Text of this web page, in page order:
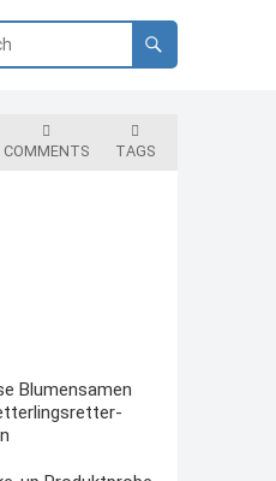
COMMENTS TAGS
Blumensamen